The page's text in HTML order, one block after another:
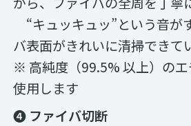
“キュッキュッ”という音が
バ表面がきれいに清掃できて
※ 高純度（99.5% 以上）の
使用します
❹ ファイバ切断